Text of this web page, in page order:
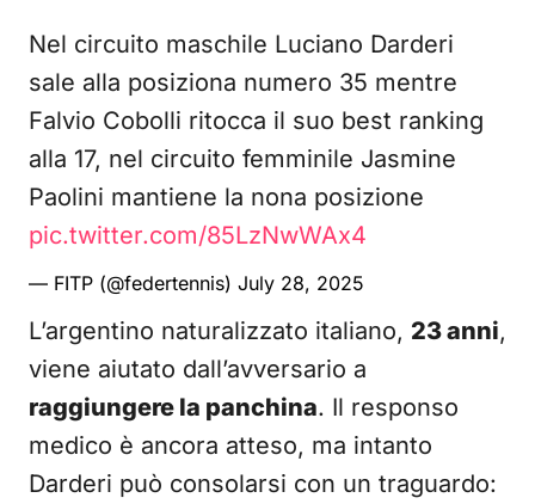
Nel circuito maschile Luciano Darderi
sale alla posiziona numero 35 mentre
Falvio Cobolli ritocca il suo best ranking
alla 17, nel circuito femminile Jasmine
Paolini mantiene la nona posizione
pic.twitter.com/85LzNwWAx4
— FITP (@federtennis) July 28, 2025
L’argentino naturalizzato italiano, 23 anni,
viene aiutato dall’avversario a
raggiungere la panchina. Il responso
medico è ancora atteso, ma intanto
Darderi può consolarsi con un traguardo: